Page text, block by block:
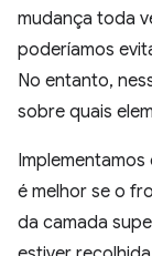
mudança toda
poderíamos
No entanto,
sobre quais
é melhor se o
da camada